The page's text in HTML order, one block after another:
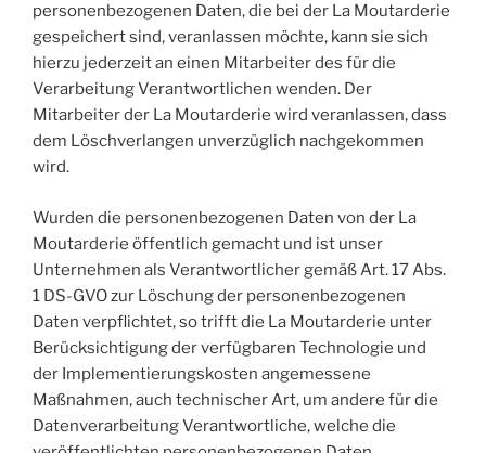
personenbezogenen Daten, die bei der La Moutarderie
gespeichert sind, veranlassen möchte, kann sie sich
hierzu jederzeit an einen Mitarbeiter des für die
Verarbeitung Verantwortlichen wenden. Der
Mitarbeiter der La Moutarderie wird veranlassen, dass
dem Löschverlangen unverzüglich nachgekommen
wird.
Wurden die personenbezogenen Daten von der La
Moutarderie öffentlich gemacht und ist unser
Unternehmen als Verantwortlicher gemäß Art. 17 Abs.
1 DS-GVO zur Löschung der personenbezogenen
Daten verpflichtet, so trifft die La Moutarderie unter
Berücksichtigung der verfügbaren Technologie und
der Implementierungskosten angemessene
Maßnahmen, auch technischer Art, um andere für die
Datenverarbeitung Verantwortliche, welche die